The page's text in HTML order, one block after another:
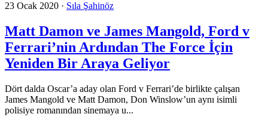
23 Ocak 2020 · Sıla Şahinöz
Matt Damon ve James Mangold, Ford v
Ferrari’nin Ardından The Force İçin
Yeniden Bir Araya Geliyor
Dört dalda Oscar’a aday olan Ford v Ferrari’de birlikte çalışan
James Mangold ve Matt Damon, Don Winslow’un aynı isimli
polisiye romanından sinemaya u...